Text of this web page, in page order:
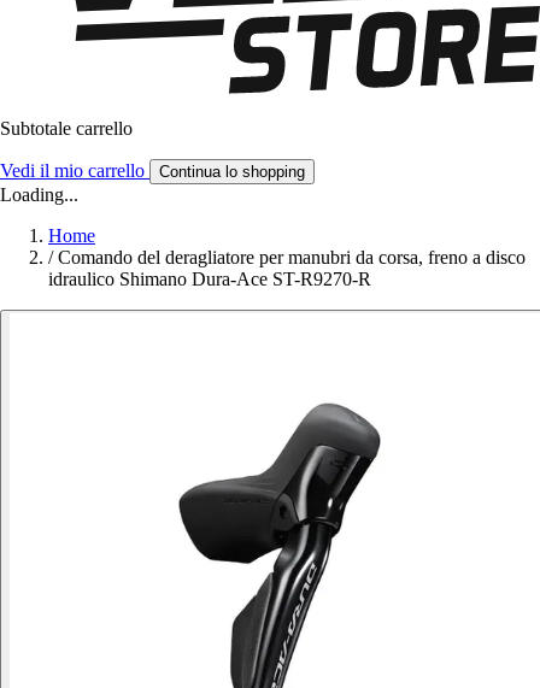
Subtotale carrello
Vedi il mio carrello Continua lo shopping
Loading...
Home
/ Comando del deragliatore per manubri da corsa, freno a disco
idraulico Shimano Dura-Ace ST-R9270-R